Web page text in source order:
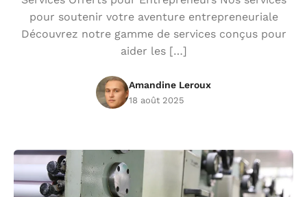
pour soutenir votre aventure entrepreneuriale
Découvrez notre gamme de services conçus pour
aider les […]
Amandine Leroux
18 août 2025